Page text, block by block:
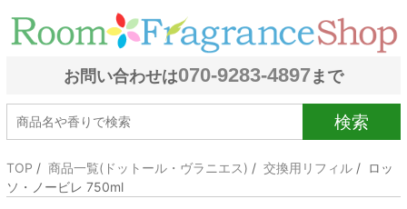
お問い合わせは070-9283-4897まで
検索
TOP / 商品一覧(ドットール・ヴラニエス) / 交換用リフィル / ロッ
ソ・ノービレ 750ml